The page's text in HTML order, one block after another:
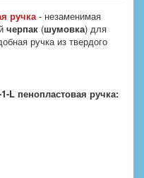
ручка - незаменимая
черпак (шумовка) для
ручка из твердого
L пенопластовая ручка: